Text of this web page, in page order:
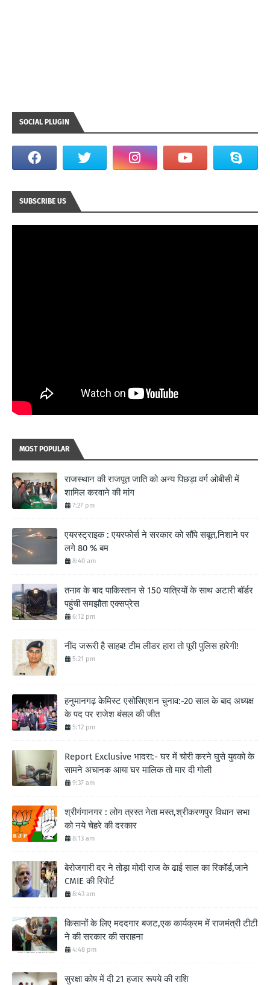
SOCIAL PLUGIN
SUBSCRIBE US
MOST POPULAR
राजस्थान की राजपूत जाति को अन्य पिछड़ा वर्ग ओबीसी में
शामिल करवाने की मांग
7:27 pm
एयरस्ट्राइक : एयरफोर्स ने सरकार को सौंपे सबूत,निशाने पर
लगे 80 % बम
8:40 am
तनाव के बाद पाकिस्तान से 150 यात्रियों के साथ अटारी बॉर्डर
पहुंची समझौता एक्सप्रेस
6:12 pm
नींद जरूरी है साहब! टीम लीडर हारा तो पूरी पुलिस हारेगी!
5:21 pm
हनुमानगढ़ केमिस्ट एसोसिएशन चुनाव:-20 साल के बाद अध्यक्ष
के पद पर राजेश बंसल की जीत
5:12 pm
Report Exclusive भादरा:- घर में चोरी करने घुसे युवको के
सामने अचानक आया घर मालिक तो मार दी गोली
9:37 am
श्रीगंगानगर : लोग त्रस्त नेता मस्त,श्रीकरणपुर विधान सभा
को नये चेहरे की दरकार
8:13 am
बेरोजगारी दर ने तोड़ा मोदी राज के ढाई साल का रिकॉर्ड,जाने
CMIE की रिपोर्ट
8:43 am
किसानों के लिए मददगार बजट,एक कार्यक्रम में राजमंत्री टीटी
ने की सरकार की सराहना
4:48 pm
सुरक्षा कोष में दी 21 हजार रूपये की राशि